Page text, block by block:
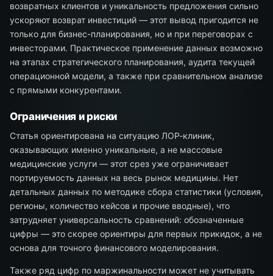
возвратных клиентов и уникальность предложения сильно
ускоряют возврат инвестиций — этот вывод пригодится не
только для бизнес-планирования, но и при переговорах с
инвесторами. Практическое применение данных возможно
на этапах стратегического планирования, аудита текущей
операционной модели, а также при сравнительном анализе
с прямыми конкурентами.
Ограничения и риски
Статья ориентирована на ситуацию ЛОР-клиник,
оказывающих именно уникальные, а не массовые
медицинские услуги — этот срез уже ограничивает
портируемость данных на весь рынок медицины. Нет
детальных данных по методике сбора статистики (условия,
регионы, количество кейсов и прочие вводные), что
затрудняет универсальность сравнений: обозначенные
цифры — это скорее ориентиры для первых прикидок, а не
основа для точного финансового моделирования.
Также ряд цифр по маржинальности может не учитывать